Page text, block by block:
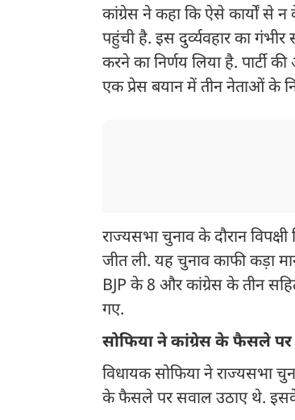
कांग्रेस ने कहा कि ऐसे कार्यों से
पहुंची है. इस दुर्व्यवहार का
करने का निर्णय लिया है. पार्टी
एक प्रेस बयान में तीन नेताओं के
राज्यसभा चुनाव के दौरान
जीत ली. यह चुनाव काफी कड़ा
BJP के 8 और कांग्रेस के तीन
गए.
सोफिया ने कांग्रेस के फैसले
विधायक सोफिया ने राज्यसभा
के फैसले पर सवाल उठाए थे. इसके